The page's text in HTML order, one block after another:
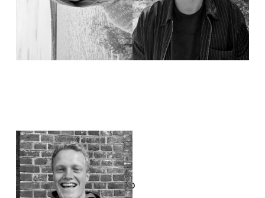
Thomas Wilvang
Menighetsarbeider for
unge voksne
thomas@bergenfrikirke.no